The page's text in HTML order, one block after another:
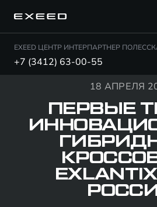
EXEED ЦЕНТР ИНТЕРПАРТНЕР
+7 (3412) 63-00-55
18 АПРЕЛЯ
ПЕРВЫЕ